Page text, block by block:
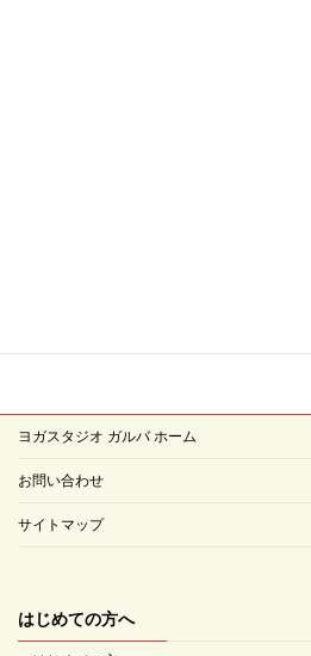
ヨガスタジオ ガルバ ホーム
お問い合わせ
サイトマップ
はじめての方へ